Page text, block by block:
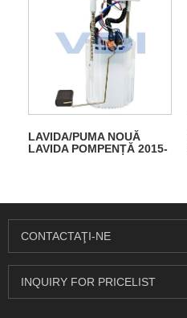
LAVIDA/PUMA NOUĂ
LAVIDA POMPENȚĂ 2015-
CONTACTAŢI-NE
INQUIRY FOR PRICELIST